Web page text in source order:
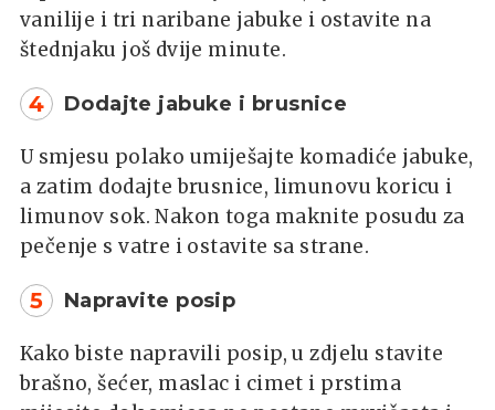
vanilije i tri naribane jabuke i ostavite na
štednjaku još dvije minute.
4 Dodajte jabuke i brusnice
U smjesu polako umiješajte komadiće jabuke,
a zatim dodajte brusnice, limunovu koricu i
limunov sok. Nakon toga maknite posudu za
pečenje s vatre i ostavite sa strane.
5 Napravite posip
Kako biste napravili posip, u zdjelu stavite
brašno, šećer, maslac i cimet i prstima